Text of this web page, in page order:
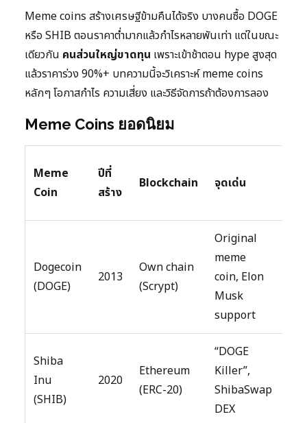
Meme coins สร้างเศรษฐีข้ามคืนได้จริง บางคนซื้อ DOGE
หรือ SHIB ตอนราคาต่ำมากแล้วกำไรหลายพันเท่า แต่ในขณะ
เดียวกัน คนส่วนใหญ่ขาดทุน เพราะเข้าช้าตอน hype สูงสุด
แล้วราคาร่วง 90%+ บทความนี้จะวิเคราะห์ meme coins
หลักๆ โอกาสกำไร ความเสี่ยง และวิธีจัดการถ้าต้องการลอง
Meme Coins ยอดนิยม
Meme
Coin
ปีที่
สร้าง
Blockchain จุดเด่น
Dogecoin
(DOGE)
2013
Own chain
(Scrypt)
Original
meme
coin, Elon
Musk
support
Shiba
Inu
(SHIB)
2020
Ethereum
(ERC-20)
“DOGE
Killer”,
ShibaSwap
DEX